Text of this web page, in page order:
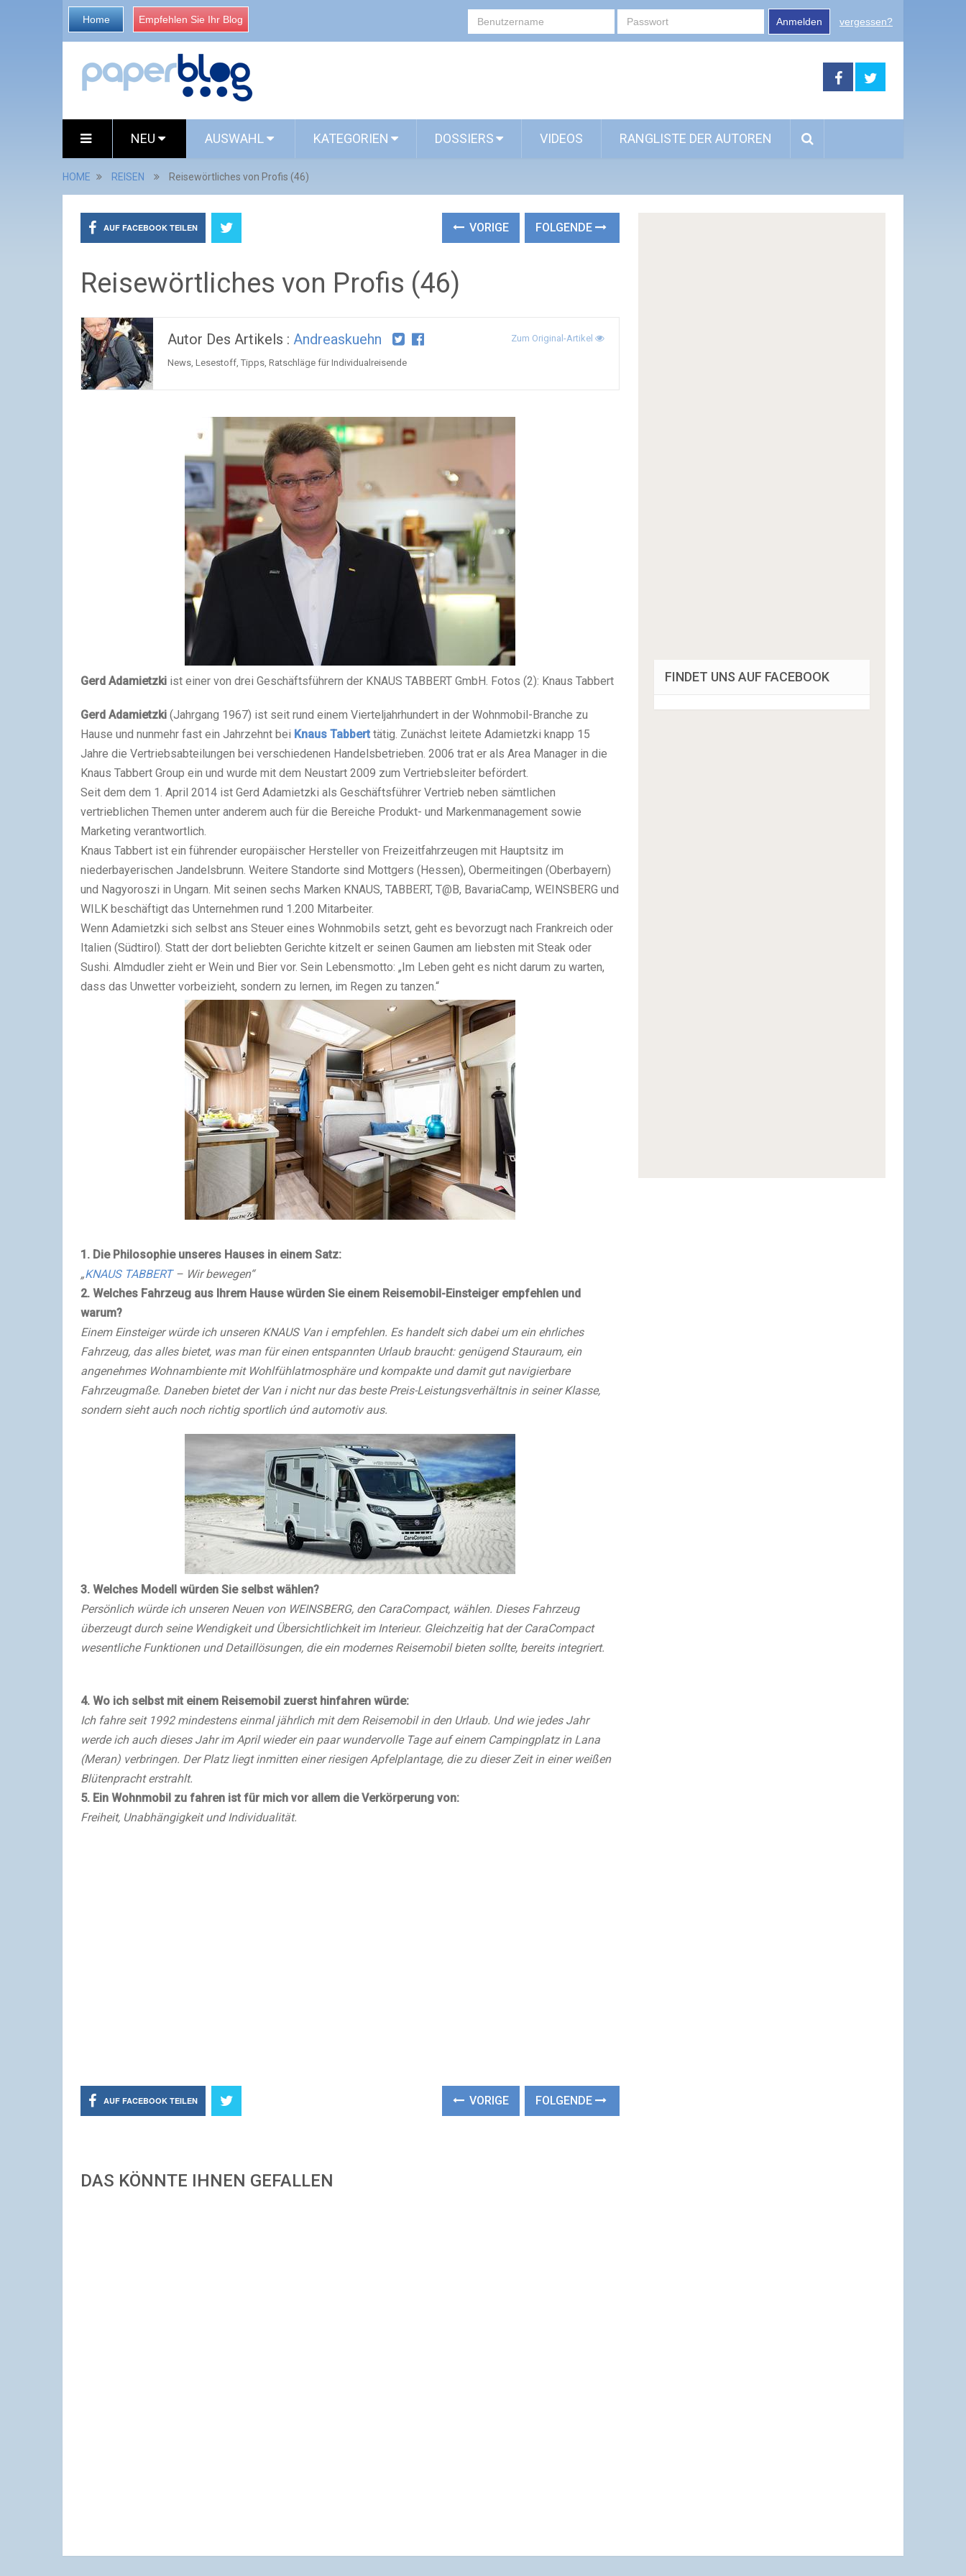
Home Empfehlen Sie Ihr Blog Anmelden vergessen?
NEU AUSWAHL KATEGORIEN DOSSIERS VIDEOS RANGLISTE DER AUTOREN
HOME REISEN Reisewörtliches von Profis (46)
AUF FACEBOOK TEILEN VORIGE FOLGENDE
Reisewörtliches von Profis (46)
Autor Des Artikels : Andreaskuehn Zum Original-Artikel
News, Lesestoff, Tipps, Ratschläge für Individualreisende
Gerd Adamietzki ist einer von drei Geschäftsführern der KNAUS TABBERT GmbH. Fotos (2): Knaus Tabbert
Gerd Adamietzki (Jahrgang 1967) ist seit rund einem Vierteljahrhundert in der Wohnmobil-Branche zu
Hause und nunmehr fast ein Jahrzehnt bei Knaus Tabbert tätig. Zunächst leitete Adamietzki knapp 15
Jahre die Vertriebsabteilungen bei verschiedenen Handelsbetrieben. 2006 trat er als Area Manager in die
Knaus Tabbert Group ein und wurde mit dem Neustart 2009 zum Vertriebsleiter befördert.
Seit dem dem 1. April 2014 ist Gerd Adamietzki als Geschäftsführer Vertrieb neben sämtlichen
vertrieblichen Themen unter anderem auch für die Bereiche Produkt- und Markenmanagement sowie
Marketing verantwortlich.
Knaus Tabbert ist ein führender europäischer Hersteller von Freizeitfahrzeugen mit Hauptsitz im
niederbayerischen Jandelsbrunn. Weitere Standorte sind Mottgers (Hessen), Obermeitingen (Oberbayern)
und Nagyoroszi in Ungarn. Mit seinen sechs Marken KNAUS, TABBERT, T@B, BavariaCamp, WEINSBERG und
WILK beschäftigt das Unternehmen rund 1.200 Mitarbeiter.
Wenn Adamietzki sich selbst ans Steuer eines Wohnmobils setzt, geht es bevorzugt nach Frankreich oder
Italien (Südtirol). Statt der dort beliebten Gerichte kitzelt er seinen Gaumen am liebsten mit Steak oder
Sushi. Almdudler zieht er Wein und Bier vor. Sein Lebensmotto: „Im Leben geht es nicht darum zu warten,
dass das Unwetter vorbeizieht, sondern zu lernen, im Regen zu tanzen.“
1. Die Philosophie unseres Hauses in einem Satz:
„KNAUS TABBERT– Wir bewegen“
2. Welches Fahrzeug aus Ihrem Hause würden Sie einem Reisemobil-Einsteiger empfehlen und
warum?
Einem Einsteiger würde ich unseren KNAUS Van i empfehlen. Es handelt sich dabei um ein ehrliches
Fahrzeug, das alles bietet, was man für einen entspannten Urlaub braucht: genügend Stauraum, ein
angenehmes Wohnambiente mit Wohlfühlatmosphäre und kompakte und damit gut navigierbare
Fahrzeugmaße. Daneben bietet der Van i nicht nur das beste Preis-Leistungsverhältnis in seiner Klasse,
sondern sieht auch noch richtig sportlich únd automotiv aus.
3. Welches Modell würden Sie selbst wählen?
Persönlich würde ich unseren Neuen von WEINSBERG, den CaraCompact, wählen. Dieses Fahrzeug
überzeugt durch seine Wendigkeit und Übersichtlichkeit im Interieur. Gleichzeitig hat der CaraCompact
wesentliche Funktionen und Detaillösungen, die ein modernes Reisemobil bieten sollte, bereits integriert.
4. Wo ich selbst mit einem Reisemobil zuerst hinfahren würde:
Ich fahre seit 1992 mindestens einmal jährlich mit dem Reisemobil in den Urlaub. Und wie jedes Jahr
werde ich auch dieses Jahr im April wieder ein paar wundervolle Tage auf einem Campingplatz in Lana
(Meran) verbringen. Der Platz liegt inmitten einer riesigen Apfelplantage, die zu dieser Zeit in einer weißen
Blütenpracht erstrahlt.
5. Ein Wohnmobil zu fahren ist für mich vor allem die Verkörperung von:
Freiheit, Unabhängigkeit und Individualität.
AUF FACEBOOK TEILEN VORIGE FOLGENDE
DAS KÖNNTE IHNEN GEFALLEN
FINDET UNS AUF FACEBOOK